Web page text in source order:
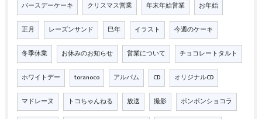
バースデーケーキ クリスマス営業 年末年始営業 お年始
正月 レーズンサンド 巳年 イラスト 今週のケーキ
冬季休業 お休みのお知らせ 営業について チョコレートタルト
ホワイトデー toranoco アルバム CD オリジナルCD
マドレーヌ トコちゃんねる 放送 撮影 ボンボンショコラ